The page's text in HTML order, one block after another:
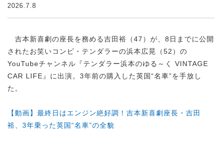
2026.7.8
吉本新喜劇の座長を務める吉田裕（47）が、8日までに公開
されたお笑いコンビ・テンダラーの浜本広晃（52）の
YouTubeチャンネル『テンダラー浜本のゆる～く VINTAGE
CAR LIFE』に出演。3年前の購入した英国“名車”を手放し
た。
【動画】最終日はエンジン絶好調！吉本新喜劇座長・吉田
裕、3年乗った英国“名車”の全貌